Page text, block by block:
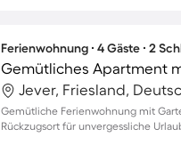
Ferienwohnung ∙ 4 Gäste ∙ 2
Gemütliches Apartment
Jever, Friesland,
Gemütliche Ferienwohnung mit
Rückzugsort für unvergessliche